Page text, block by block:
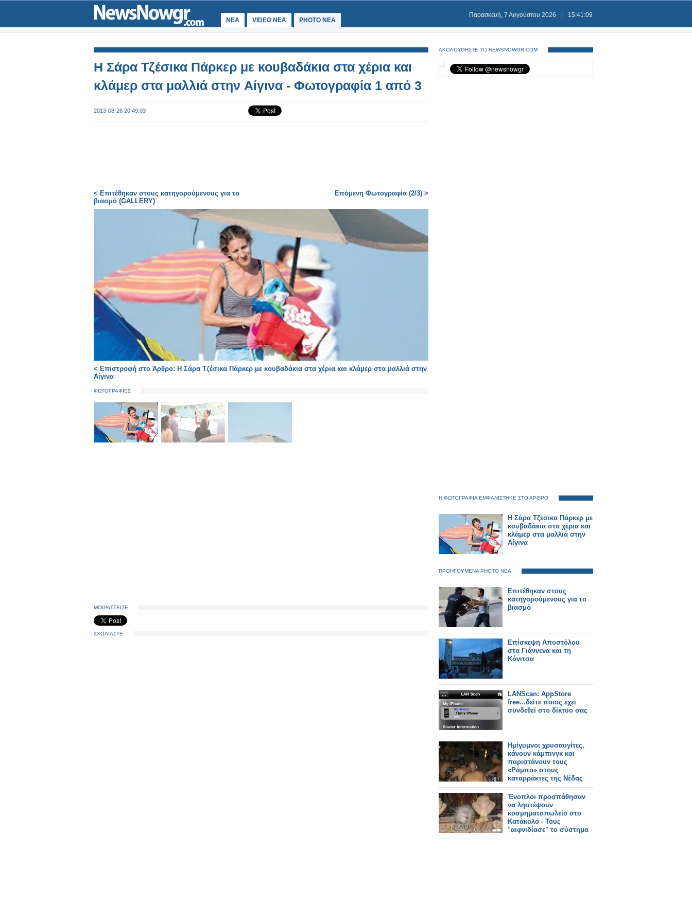
ΝΕΑ VIDEO NEA PHOTO NEA
Παρασκευή, 7 Αυγούστου 2026 15:41:09
Η Σάρα Τζέσικα Πάρκερ με κουβαδάκια στα χέρια και
κλάμερ στα μαλλιά στην Aίγινα - Φωτογραφία 1 από 3
2013-08-26 20:49:03
< Επιτέθηκαν στους κατηγορούμενους για το
βιασμό (GALLERY)
Επόμενη Φωτογραφία (2/3) >
< Επιστροφή στο Άρθρο: Η Σάρα Τζέσικα Πάρκερ με κουβαδάκια στα χέρια και κλάμερ στα μαλλιά στην
Aίγινα
ΦΩΤΟΓΡΑΦΙΕΣ
ΜΟΙΡΑΣΤΕΙΤΕ
ΣΧΟΛΙΑΣΤΕ
ΑΚΟΛΟΥΘΗΣΤΕ ΤΟ NEWSNOWGR.COM
Η ΦΩΤΟΓΡΑΦΙΑ ΕΜΦΑΝΙΣΤΗΚΕ ΣΤΟ ΑΡΘΡΟ
Η Σάρα Τζέσικα Πάρκερ με
κουβαδάκια στα χέρια και
κλάμερ στα μαλλιά στην
Aίγινα
ΠΡΟΗΓΟΥΜΕΝΑ PHOTO ΝΕΑ
Επιτέθηκαν στους
κατηγορούμενους για το
βιασμό
Επίσκεψη Αποστόλου
στα Γιάννενα και τη
Κόνιτσα
LANScan: AppStore
free...δείτε ποιος έχει
συνδεθεί στο δίκτυο σας
Ημίγυμνοι χρυσαυγίτες,
κάνουν κάμπινγκ και
παριστάνουν τους
«Ράμπο» στους
καταρράκτες της Nέδας
Ένοπλοι προσπάθησαν
να ληστέψουν
κοσμηματοπωλείο στο
Κατάκολο - Τους
"αιφνιδίασε" το σύστημα
ασφαλείας